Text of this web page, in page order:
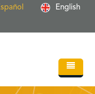
English